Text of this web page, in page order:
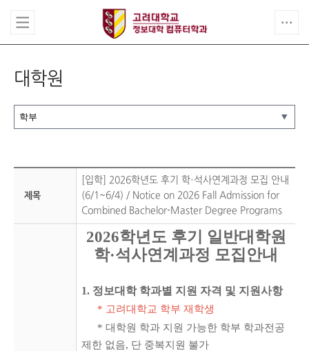
대학원
제목
[입학] 2026학년도 후기 학·석사연계과정 모집 안내
(6/1~6/4) / Notice on 2026 Fall Admission for
Combined Bachelor-Master Degree Programs
2026학년도 후기 일반대학원
학·석사연계과정 모집안내
1. 정보대학 학과별 지원 자격 및 지원사항
* 고려대학교 학부 재학생
* 대학원 학과 지원 가능한 학부 학과전공
제한 없음, 단 중복지원 불가